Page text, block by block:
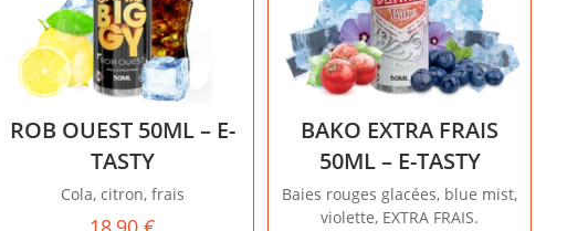
ROB OUEST 50ML – E-
TASTY
Cola, citron, frais
BAKO EXTRA FRAIS
50ML – E-TASTY
Baies rouges glacées, blue mist,
violette, EXTRA FRAIS.